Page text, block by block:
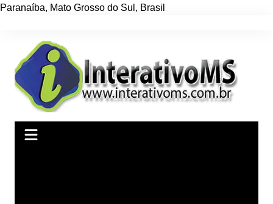
Paranaíba, Mato Grosso do Sul , Brasil
conteúdo